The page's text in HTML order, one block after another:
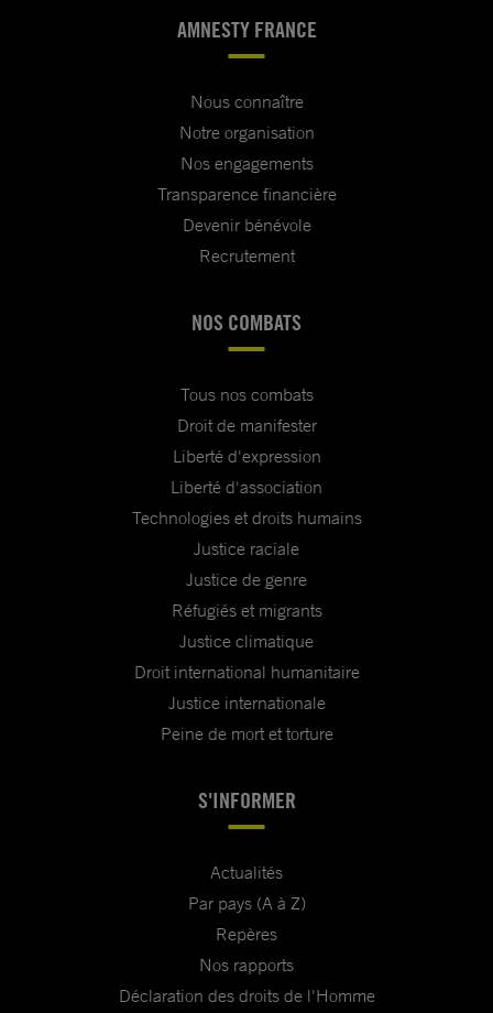
AMNESTY FRANCE
Nous connaître
Notre organisation
Nos engagements
Transparence financière
Devenir bénévole
Recrutement
NOS COMBATS
Tous nos combats
Droit de manifester
Liberté d'expression
Liberté d'association
Technologies et droits humains
Justice raciale
Justice de genre
Réfugiés et migrants
Justice climatique
Droit international humanitaire
Justice internationale
Peine de mort et torture
S'INFORMER
Actualités
Par pays (A à Z)
Repères
Nos rapports
Déclaration des droits de l'Homme